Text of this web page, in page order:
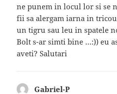
ne punem in locul lor si se
fii sa alergam iarna in
un tigru sau leu in spatele
Bolt s-ar simti bine …:)) eu
aveti? Salutari
Gabriel-P